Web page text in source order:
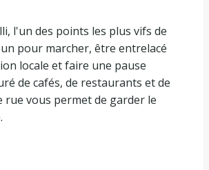
l'un des points les plus vifs de
pour marcher, être entrelacé
locale et faire une pause
de cafés, de restaurants et de
rue vous permet de garder le